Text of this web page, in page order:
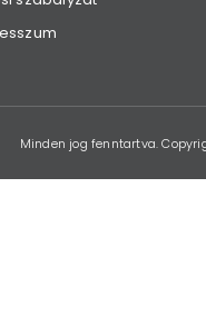
Minden jog fenntartva.